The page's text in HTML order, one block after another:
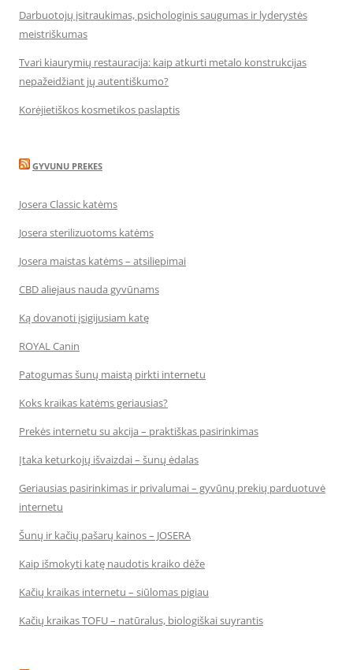
Darbuotojų įsitraukimas, psichologinis saugumas ir lyderystės
meistriškumas
Tvari kiaurymių restauracija: kaip atkurti metalo konstrukcijas
nepažeidžiant jų autentiškumo?
Korėjietiškos kosmetikos paslaptis
GYVUNU PREKES
Josera Classic katėms
Josera sterilizuotoms katėms
Josera maistas katėms – atsiliepimai
CBD aliejaus nauda gyvūnams
Ką dovanoti įsigijusiam katę
ROYAL Canin
Patogumas šunų maistą pirkti internetu
Koks kraikas katėms geriausias?
Prekės internetu su akcija – praktiškas pasirinkimas
Įtaka keturkojų išvaizdai – šunų ėdalas
Geriausias pasirinkimas ir privalumai – gyvūnų prekių parduotuvė
internetu
Šunų ir kačių pašarų kainos – JOSERA
Kaip išmokyti katę naudotis kraiko dėže
Kačių kraikas internetu – siūlomas pigiau
Kačių kraikas TOFU – natūralus, biologiškai suyrantis